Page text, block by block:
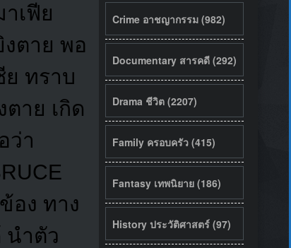
เฟีย
ตาย พอ
ทราบ
ตาย เกิด
ว่า
อง ทาง
นำตัว
Crime อาชญากรรม (982)
Documentary สารคดี (292)
Drama ชีวิต (2207)
Family ครอบครัว (415)
Fantasy เทพนิยาย (186)
History ประวัติศาสตร์ (97)